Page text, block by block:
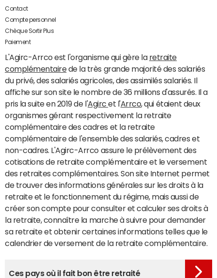
Contact
Compte personnel
Chèque Sortir Plus
Paiement
L'Agirc-Arrco est l'organisme qui gère la retraite
complémentairede la très grande majorité des salariés
du privé, des salariés agricoles, des assimilés salariés. Il
affiche sur son site le nombre de 36 millions d'assurés. Il a
pris la suite en 2019 de l'Agircet l'Arrco, qui étaient deux
organismes gérant respectivement la retraite
complémentaire des cadres et la retraite
complémentaire de l'ensemble des salariés, cadres et
non-cadres. L'Agirc-Arrco assure le prélèvement des
cotisations de retraite complémentaire et le versement
des retraites complémentaires. Son site Internet permet
de trouver des informations générales sur les droits à la
retraite et le fonctionnement du régime, mais aussi de
créer son compte pour consulter et calculer ses droits à
la retraite, connaître la marche à suivre pour demander
sa retraite et obtenir certaines informations telles que le
calendrier de versement de la retraite complémentaire.
Ces pays où il fait bon être retraité